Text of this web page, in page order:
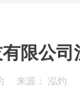
限公司
来源： 泓灼